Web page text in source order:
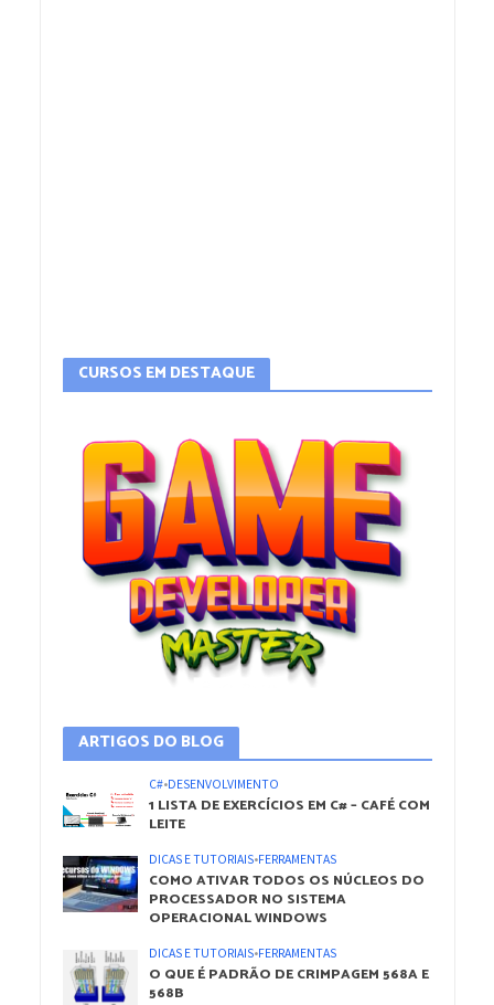
CURSOS EM DESTAQUE
ARTIGOS DO BLOG
C#•DESENVOLVIMENTO
1 LISTA DE EXERCÍCIOS EM C# – CAFÉ COM
LEITE
DICAS E TUTORIAIS•FERRAMENTAS
COMO ATIVAR TODOS OS NÚCLEOS DO
PROCESSADOR NO SISTEMA
OPERACIONAL WINDOWS
DICAS E TUTORIAIS•FERRAMENTAS
O QUE É PADRÃO DE CRIMPAGEM 568A E
568B